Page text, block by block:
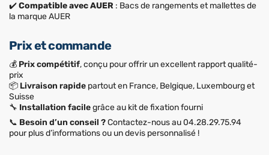
✔️Compatible avec AUER : Bacs de rangements et mallettes de
la marque AUER
Prix et commande
💰 Prix compétitif, conçu pour offrir un excellent rapport qualité-
prix
📦 Livraison rapide partout en France, Belgique, Luxembourg et
Suisse
🔧 Installation facilegrâce au kit de fixation fourni
📞 Besoin d’un conseil ?Contactez-nous au 04.28.29.75.94
pour plus d’informations ou un devis personnalisé !